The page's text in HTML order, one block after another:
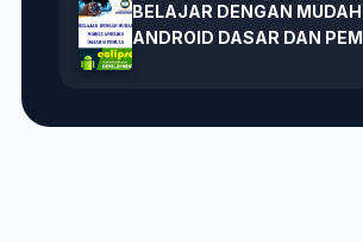
BELAJAR DENGAN
ANDROID DASAR DAN